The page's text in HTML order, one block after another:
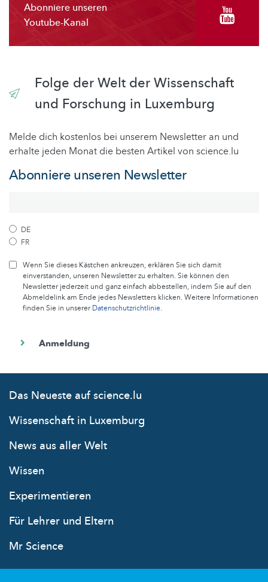
Abonniere unseren
Youtube-Kanal
Folge der Welt der Wissenschaft
und Forschung in Luxemburg
Melde dich kostenlos bei unserem Newsletter an und
erhalte jeden Monat die besten Artikel von science.lu
Abonniere unseren Newsletter
DE
FR
Wenn Sie dieses Kästchen ankreuzen, erklären Sie sich damit
einverstanden, unseren Newsletter zu erhalten. Sie können den
Newsletter jederzeit und ganz einfach abbestellen, indem Sie auf den
Abmeldelink am Ende jedes Newsletters klicken. Weitere Informationen
finden Sie in unsererDatenschutzrichtlinie.
Das Neueste auf science.lu
Wissenschaft in Luxemburg
News aus aller Welt
Wissen
Experimentieren
Für Lehrer und Eltern
Mr Science